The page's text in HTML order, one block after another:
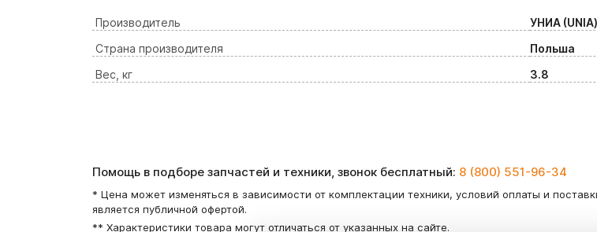
Производитель
УНИА (UNIA)
Страна производителя
Польша
Вес, кг
3.8
Помощь в подборе запчастей и техники, звонок бесплатный: 8 (800) 551-96-34
* Цена может изменяться в зависимости от комплектации техники, условий оплаты и
является публичной офертой.
** Характеристики товара могут отличаться от указанных на сайте.